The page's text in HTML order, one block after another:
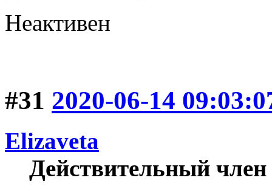
Неактивен
#31 2020-06-14
Elizaveta
Действительный член